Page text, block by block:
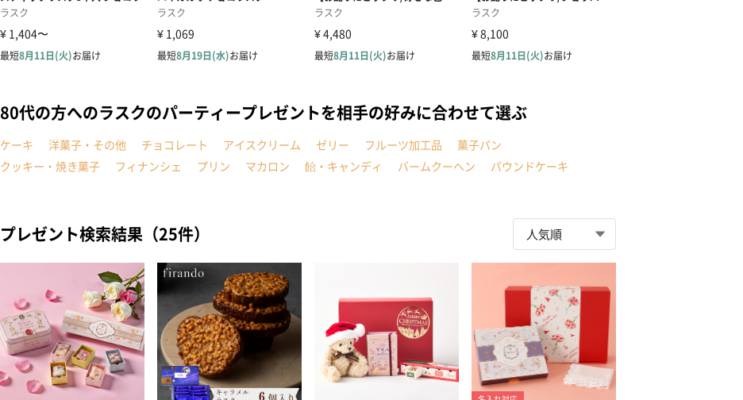
80代の方へのラスクのパーティープレゼントを相手の好みに合わせて選ぶ
ケーキ 洋菓子・その他 チョコレート アイスクリーム ゼリー フルーツ加工品
菓子パン
クッキー・焼き菓子
フィナンシェ プリン マカロン 飴・キャンディ バームクーヘン パウンドケーキ
プレゼント検索結果（25件）